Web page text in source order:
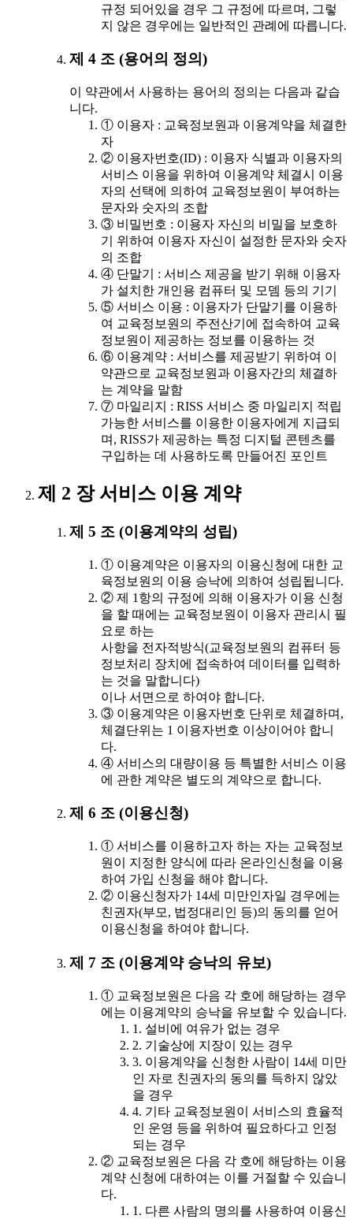
규정 되어있을 경우 그 규정에 따르며, 그렇
지 않은 경우에는 일반적인 관례에 따릅니다.
제 4 조 (용어의 정의)
이 약관에서 사용하는 용어의 정의는 다음과 같습
니다.
① 이용자 : 교육정보원과 이용계약을 체결한
자
② 이용자번호(ID) : 이용자 식별과 이용자의
서비스 이용을 위하여 이용계약 체결시 이용
자의 선택에 의하여 교육정보원이 부여하는
문자와 숫자의 조합
③ 비밀번호 : 이용자 자신의 비밀을 보호하
기 위하여 이용자 자신이 설정한 문자와 숫자
의 조합
④ 단말기 : 서비스 제공을 받기 위해 이용자
가 설치한 개인용 컴퓨터 및 모뎀 등의 기기
⑤ 서비스 이용 : 이용자가 단말기를 이용하
여 교육정보원의 주전산기에 접속하여 교육
정보원이 제공하는 정보를 이용하는 것
⑥ 이용계약 : 서비스를 제공받기 위하여 이
약관으로 교육정보원과 이용자간의 체결하
는 계약을 말함
⑦ 마일리지 : RISS 서비스 중 마일리지 적립
가능한 서비스를 이용한 이용자에게 지급되
며, RISS가 제공하는 특정 디지털 콘텐츠를
구입하는 데 사용하도록 만들어진 포인트
제 2 장 서비스 이용 계약
제 5 조 (이용계약의 성립)
① 이용계약은 이용자의 이용신청에 대한 교
육정보원의 이용 승낙에 의하여 성립됩니다.
② 제 1항의 규정에 의해 이용자가 이용 신청
을 할 때에는 교육정보원이 이용자 관리시 필
요로 하는
사항을 전자적방식(교육정보원의 컴퓨터 등
정보처리 장치에 접속하여 데이터를 입력하
는 것을 말합니다)
이나 서면으로 하여야 합니다.
③ 이용계약은 이용자번호 단위로 체결하며,
체결단위는 1 이용자번호 이상이어야 합니
다.
④ 서비스의 대량이용 등 특별한 서비스 이용
에 관한 계약은 별도의 계약으로 합니다.
제 6 조 (이용신청)
① 서비스를 이용하고자 하는 자는 교육정보
원이 지정한 양식에 따라 온라인신청을 이용
하여 가입 신청을 해야 합니다.
② 이용신청자가 14세 미만인자일 경우에는
친권자(부모, 법정대리인 등)의 동의를 얻어
이용신청을 하여야 합니다.
제 7 조 (이용계약 승낙의 유보)
① 교육정보원은 다음 각 호에 해당하는 경우
에는 이용계약의 승낙을 유보할 수 있습니다.
1. 설비에 여유가 없는 경우
2. 기술상에 지장이 있는 경우
3. 이용계약을 신청한 사람이 14세 미만
인 자로 친권자의 동의를 득하지 않았
을 경우
4. 기타 교육정보원이 서비스의 효율적
인 운영 등을 위하여 필요하다고 인정
되는 경우
② 교육정보원은 다음 각 호에 해당하는 이용
계약 신청에 대하여는 이를 거절할 수 있습니
다.
1. 다른 사람의 명의를 사용하여 이용신